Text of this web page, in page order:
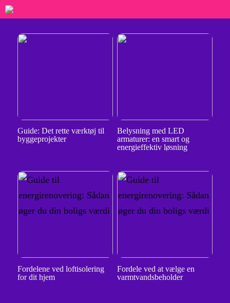
Guide: Det rette værktøj til
byggeprojekter
Belysning med LED
armaturer: en smart og
energieffektiv løsning
Fordelene ved loftisolering
for dit hjem
Fordele ved at vælge en
varmtvandsbeholder